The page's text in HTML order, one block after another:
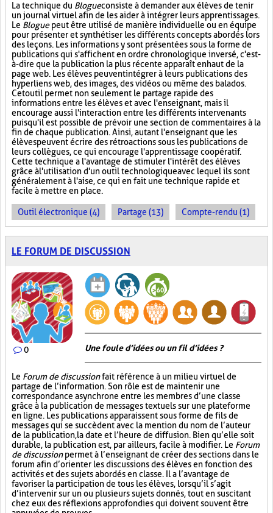
La technique du Blogueconsiste à demander aux élèves de tenir
un journal virtuel afin de les aider à intégrer leurs apprentissages.
Le Bloguepeut être utilisé de manière individuelle ou en équipe
pour présenter et synthétiser les différents concepts abordés lors
des leçons. Les informations y sont présentées sous la forme de
publications qui s'affichent en ordre chronologique inversé, c'est-
à-dire que la publication la plus récente apparaît en haut de la
page web. Les élèves peuvent intégrer à leurs publications des
hyperliens web, des images, des vidéos ou même des balados.
Cet outil permet non seulement le partage rapide des
informations entre les élèves et avec l'enseignant, mais il
encourage aussi l'interaction entre les différents intervenants
puisqu'il est possible de prévoir une section de commentaires à la
fin de chaque publication. Ainsi, autant l'enseignant que les
élèves peuvent écrire des rétroactions sous les publications de
leurs collègues, ce qui encourage l'apprentissage coopératif.
Cette technique a l'avantage de stimuler l'intérêt des élèves
grâce à l'utilisation d'un outil technologique avec lequel ils sont
généralement à l'aise, ce qui en fait une technique rapide et
facile à mettre en place.
Outil électronique (4) Partage (13) Compte-rendu (1)
LE FORUM DE DISCUSSION
0 Une foule d’idées ou un fil d’idées ?
Le Forum de discussionfait référence à un milieu virtuel de
partage de l’information. Son rôle est de maintenir une
correspondance asynchrone entre les membres d’une classe
grâce à la publication de messages textuels sur une plateforme
en ligne. Les publications apparaissent sous forme de fils de
messages qui se succèdent avec la mention du nom de l’auteur
de la publication, la date et l’heure de diffusion. Bien qu’elle soit
durable, la publication est, par ailleurs, facile à modifier. Le Forum
de discussionpermet à l’enseignant de créer des sections dans le
forum afin d’orienter les discussions des élèves en fonction des
activités et des sujets abordés en classe. Il a l’avantage de
favoriser la participation de tous les élèves, lorsqu’il s’agit
d’intervenir sur un ou plusieurs sujets donnés, tout en suscitant
chez eux des réflexions approfondies qui doivent souvent être